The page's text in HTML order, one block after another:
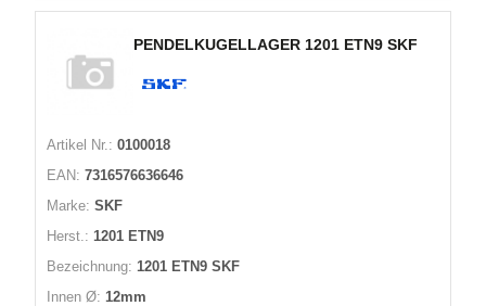
PENDELKUGELLAGER 1201 ETN9 SKF
Artikel Nr.: 0100018
EAN: 7316576636646
Marke: SKF
Herst.: 1201 ETN9
Bezeichnung: 1201 ETN9 SKF
Innen Ø: 12mm